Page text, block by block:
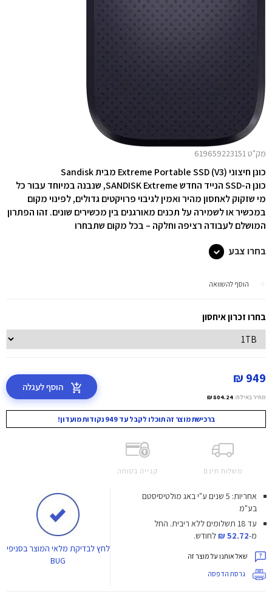
מק"ט 619659223151
כונן חיצוני Extreme Portable SSD (V3) מבית Sandisk
כונן ה-SSD הנייד החדש SANDISK Extreme, שנבנה במיוחד עבור כל
מי שזקוק לאחסון מהיר ואמין לגיבוי פרויקטים גדולים, לפינוי מקום
במכשיר או לשמירה על תכנים מאורגנים בין מכשירים שונים. זהו הפתרון
המושלם לעבודה רציפה וחלקה – בכל מקום שתבחרו
בחרו צבע
הוסף להשוואה
בחרו זכרון איחסון
949 ₪
מחיר באילת: 804.24 ₪
הוסף לעגלה
ברכישת מוצר זה תוכלו לקבל עד 949 נקודות מועדון!
משלוח חינם קנייה בטוחה
אחריות: 5 שנים ע"י באג מולטיסיסטם
בע"מ
עד 18 תשלומים ללא ריבית.
החל
מ-52.72 ₪ לחודש.
שאל אותנו על מוצר זה
גרסת הדפסה
לחץלבדיקת מלאי המוצר בסניפי
BUG